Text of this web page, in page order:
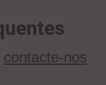
contacte-nos